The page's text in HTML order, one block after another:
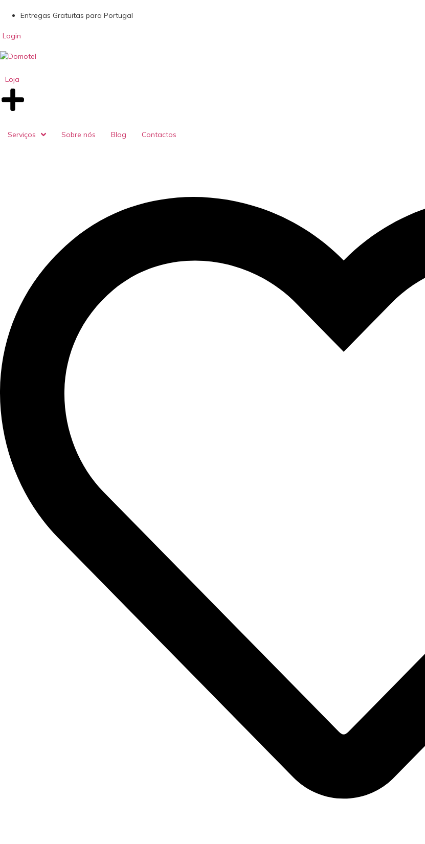
Entregas Gratuitas para Portugal
Login
Loja
Serviços Sobre nós Blog Contactos